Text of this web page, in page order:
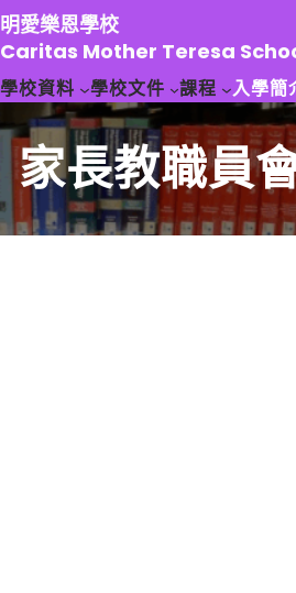
跳
至
主
要
容
明愛樂恩學校
Caritas Mother Teresa
學校資料 學校文件 課程 入學簡
家長教職員